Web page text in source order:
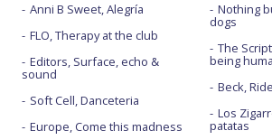
Anni B Sweet, Alegría
FLO, Therapy at the club
Editors, Surface, echo &
sound
Soft Cell, Danceteria
Europe, Come this madness
Nothing
dogs
The
being
Beck,
Los
patatas